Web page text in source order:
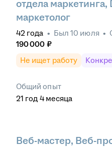
отдела маркетинга,
маркетолог
42 года • Был 10 июля •
190 000 ₽
Не ищет работу
Общий опыт
21 год 4 месяца
Веб-мастер, Веб-